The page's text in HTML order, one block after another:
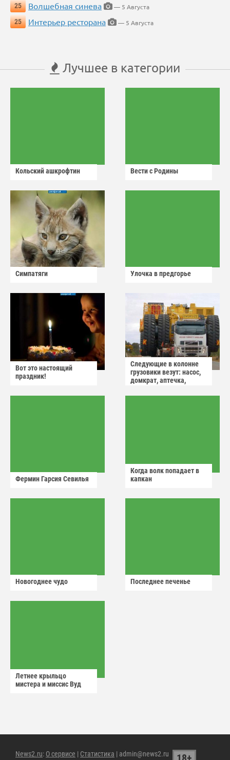
25
Волшебная синева
— 5 Августа
25
Интерьер ресторана — 5 Августа
Лучшее в категории
Кольский ашкрофтин Вести с Родины
Симпатяги Улочка в предгорье
Вот это настоящий
праздник!
Следующие в колонне
грузовики везут: насос,
домкрат, аптечка,
Фермин Гарсия Севилья
Когда волк попадает в
капкан
Новогоднее чудо Последнее печенье
Летнее крыльцо
мистера и миссис Вуд
News2.ru: О сервисе | Статистика | admin@news2.ru